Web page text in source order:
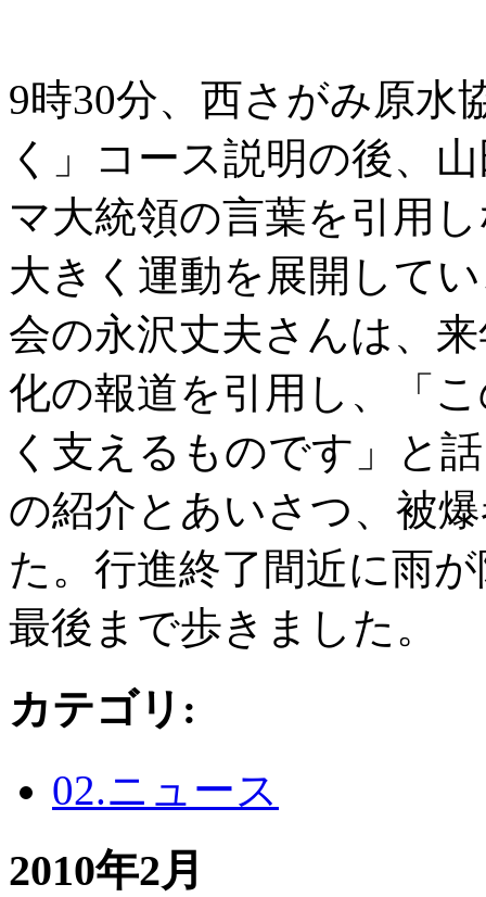
9時30分、西さがみ原水
く」コース説明の後、
マ大統領の言葉を引用
大きく運動を展開して
会の永沢丈夫さんは、
化の報道を引用し、「
く支えるものです」と
の紹介とあいさつ、被
た。行進終了間近に雨
最後まで歩きました。
カテゴリ :
02.ニュース
2010年2月